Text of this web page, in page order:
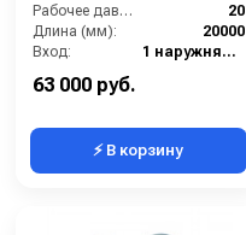
Рабочее давление (бар):
20
Длина (мм):
20000
Вход:
1 наружняя резьба
63 000 руб.
⚡ В корзину